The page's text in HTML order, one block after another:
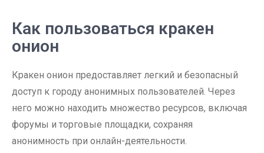
Как пользоваться кракен
онион
Кракен онион предоставляет легкий и безопасный
доступ к городу анонимных пользователей. Через
него можно находить множество ресурсов, включая
форумы и торговые площадки, сохраняя
анонимность при онлайн-деятельности.